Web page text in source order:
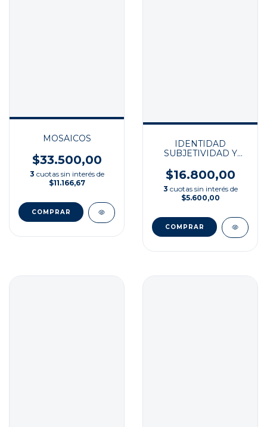
MOSAICOS
$33.500,00
3 cuotas sin interés de
$11.166,67
IDENTIDAD
SUBJETIVIDAD Y
$16.800,00
3 cuotas sin interés de
$5.600,00